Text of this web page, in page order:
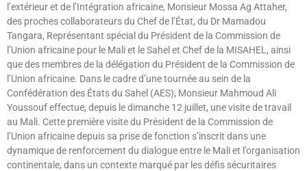
l’extérieur et de l’Intégration africaine, Monsieur Mossa Ag Attaher,
des proches collaborateurs du Chef de l’État, du Dr Mamadou
Tangara, Représentant spécial du Président de la Commission de
l’Union africaine pour le Mali et le Sahel et Chef de la MISAHEL, ainsi
que des membres de la délégation du Président de la Commission de
l’Union africaine. Dans le cadre d’une tournée au sein de la
Confédération des États du Sahel (AES), Monsieur Mahmoud Ali
Youssouf effectue, depuis le dimanche 12 juillet, une visite de travail
au Mali. Cette première visite du Président de la Commission de
l’Union africaine depuis sa prise de fonction s’inscrit dans une
dynamique de renforcement du dialogue entre le Mali et l’organisation
continentale, dans un contexte marqué par les défis sécuritaires